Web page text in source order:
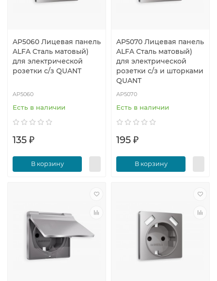
AP5060 Лицевая панель
ALFA Сталь матовый)
для электрической
розетки с/з QUANT
AP5060
Есть в наличии
135 ₽
В корзину
AP5070 Лицевая панель
ALFA Сталь матовый)
для электрической
розетки с/з и шторками
QUANT
AP5070
Есть в наличии
195 ₽
В корзину